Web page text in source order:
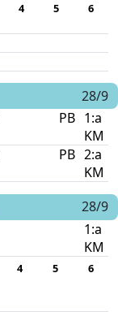
4 5 6
28/9
PB 1:a
KM
PB 2:a
KM
28/9
1:a
KM
4 5 6